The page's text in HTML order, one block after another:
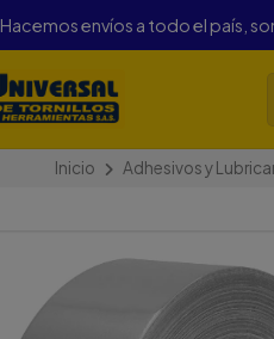
Hacemos envíos a todo el país,
Inicio Adhesivos y